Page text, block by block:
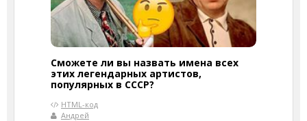
Сможете ли вы назвать имена всех
этих легендарных артистов,
популярных в СССР?
HTML-код
Андрей